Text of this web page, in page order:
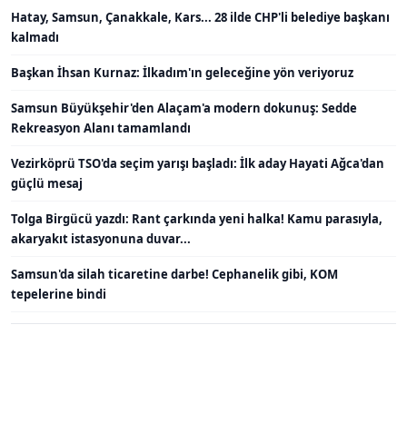
Hatay, Samsun, Çanakkale, Kars... 28 ilde CHP'li belediye başkanı
kalmadı
Başkan İhsan Kurnaz: İlkadım'ın geleceğine yön veriyoruz
Samsun Büyükşehir'den Alaçam'a modern dokunuş: Sedde
Rekreasyon Alanı tamamlandı
Vezirköprü TSO'da seçim yarışı başladı: İlk aday Hayati Ağca'dan
güçlü mesaj
Tolga Birgücü yazdı: Rant çarkında yeni halka! Kamu parasıyla,
akaryakıt istasyonuna duvar...
Samsun'da silah ticaretine darbe! Cephanelik gibi, KOM
tepelerine bindi